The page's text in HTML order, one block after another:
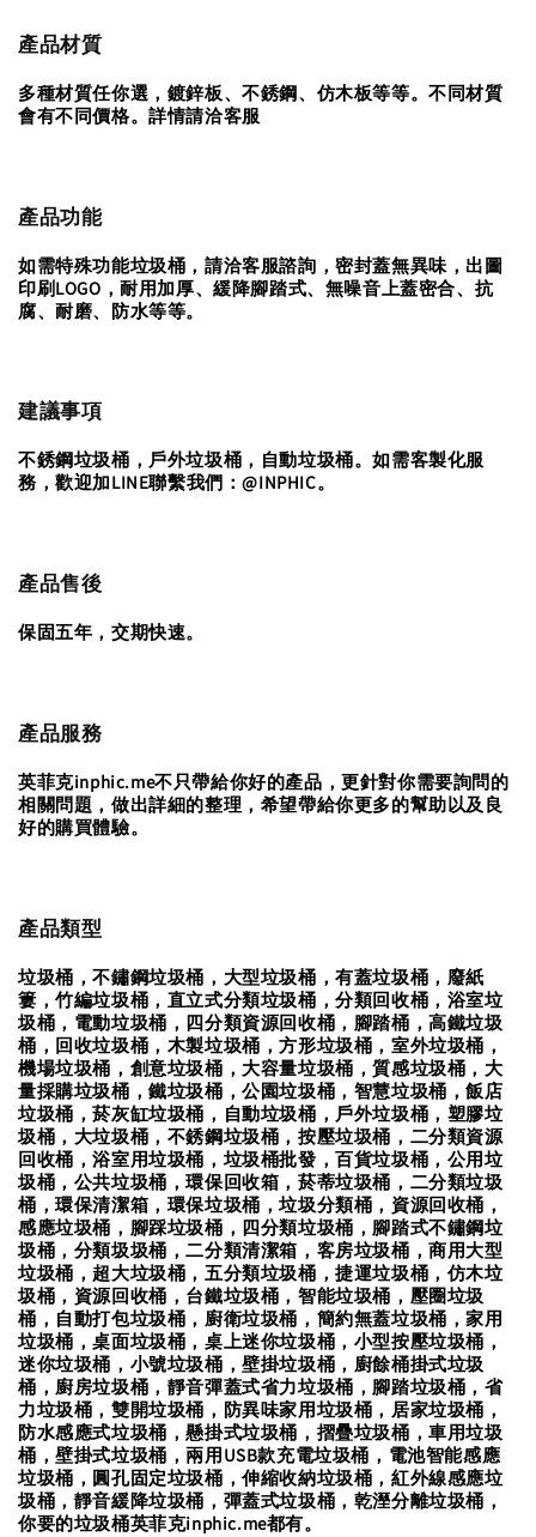
產品材質
多種材質任你選，鍍鋅板、不銹鋼、仿木板等等。不同材質
會有不同價格。詳情請洽客服
產品功能
如需特殊功能垃圾桶，請洽客服諮詢，密封蓋無異味，出圖
印刷LOGO，耐用加厚、緩降腳踏式、無噪音上蓋密合、抗
腐、耐磨、防水等等。
建議事項
不銹鋼垃圾桶，戶外垃圾桶，自動垃圾桶。如需客製化服
務，歡迎加LINE聯繫我們：@INPHIC。
產品售後
保固五年，交期快速。
產品服務
英菲克inphic.me不只帶給你好的產品，更針對你需要詢問的
相關問題，做出詳細的整理，希望帶給你更多的幫助以及良
好的購買體驗。
產品類型
垃圾桶，不鏽鋼垃圾桶，大型垃圾桶，有蓋垃圾桶，廢紙
簍，竹編垃圾桶，直立式分類垃圾桶，分類回收桶，浴室垃
圾桶，電動垃圾桶，四分類資源回收桶，腳踏桶，高鐵垃圾
桶，回收垃圾桶，木製垃圾桶，方形垃圾桶，室外垃圾桶，
機場垃圾桶，創意垃圾桶，大容量垃圾桶，質感垃圾桶，大
量採購垃圾桶，鐵垃圾桶，公園垃圾桶，智慧垃圾桶，飯店
垃圾桶，菸灰缸垃圾桶，自動垃圾桶，戶外垃圾桶，塑膠垃
圾桶，大垃圾桶，不銹鋼垃圾桶，按壓垃圾桶，二分類資源
回收桶，浴室用垃圾桶，垃圾桶批發，百貨垃圾桶，公用垃
圾桶，公共垃圾桶，環保回收箱，菸蒂垃圾桶，二分類垃圾
桶，環保清潔箱，環保垃圾桶，垃圾分類桶，資源回收桶，
感應垃圾桶，腳踩垃圾桶，四分類垃圾桶，腳踏式不鏽鋼垃
圾桶，分類圾圾桶，二分類清潔箱，客房垃圾桶，商用大型
垃圾桶，超大垃圾桶，五分類垃圾桶，捷運垃圾桶，仿木垃
圾桶，資源回收桶，台鐵垃圾桶，智能垃圾桶，壓圈垃圾
桶，自動打包垃圾桶，廚衛垃圾桶，簡約無蓋垃圾桶，家用
垃圾桶，桌面垃圾桶，桌上迷你垃圾桶，小型按壓垃圾桶，
迷你垃圾桶，小號垃圾桶，壁掛垃圾桶，廚餘桶掛式垃圾
桶，廚房垃圾桶，靜音彈蓋式省力垃圾桶，腳踏垃圾桶，省
力垃圾桶，雙開垃圾桶，防異味家用垃圾桶，居家垃圾桶，
防水感應式垃圾桶，懸掛式垃圾桶，摺疊垃圾桶，車用垃圾
桶，壁掛式垃圾桶，兩用USB款充電垃圾桶，電池智能感應
垃圾桶，圓孔固定垃圾桶，伸縮收納垃圾桶，紅外線感應垃
圾桶，靜音緩降垃圾桶，彈蓋式垃圾桶，乾溼分離垃圾桶，
你要的垃圾桶英菲克inphic.me都有。